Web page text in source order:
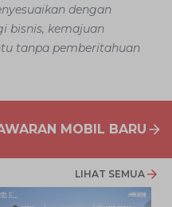
dengan
bisnis, kemajuan
tanpa pemberitahuan
MOBIL BARU
LIHAT SEMUA